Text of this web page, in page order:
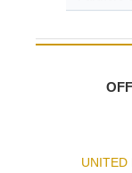
UNITED